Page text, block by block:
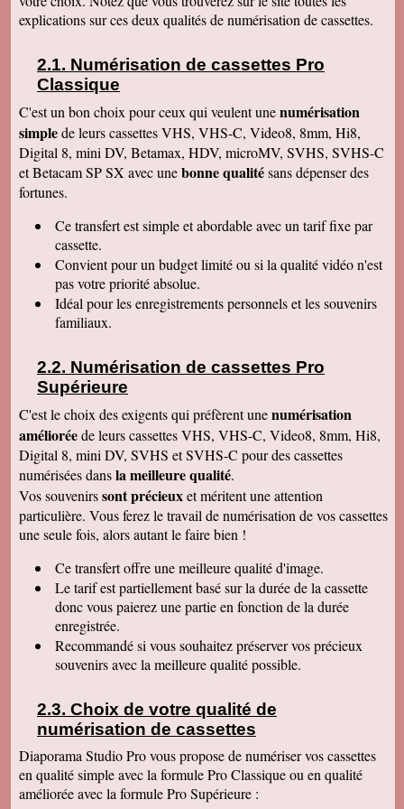
Le service aux clients est un art Mme Masse
est une artiste qui aime son métier et se soucie
Denise J
Merci pour votre très agréable numérisation sur
facilement. J'ai déménagé en Résidence
autonomie et trouvé quelqu'un pour la lancer sur
l'écran. Mais c'était simple et évident, avec un
peu de courage et de réflexion j'y serai
parvenue. Tout fonctionne, facile d'accès.
Merci. Je garde vos coordonnées. Bien
Bernard G
Pour votre livre d'or : J'ai oublié ou plutôt remis
à plus tard ce que je devais vous écrire après
avoir reçu le disque dur. Pardonnez ma
négligence. Je tiens à vous redire toute ma
satisfaction, pour le travail accompli, mais aussi
vous remercier pour la qualité de votre relation
avec vos clients, ce qui constitue au final une
pour votre entreprise. Bien cordialement
Claudine T
de déballer et de picorer d'une cassette à l'autre.
Merci pour le travail. Nos souvenirs sont sauvés
: une grande joie pour mes enfants et mes
petits enfants. Je vous recommanderais dans
mon entourage pour votre sérieux. Merci
encore.
Aurélie V
Bonjour Sandrine !! J'ai mis du temps pour vous
écrire un commentaire très positif car nous
Merveilleux travail !!! Les films sont super !!
Excellente qualité d'images malgré l'âge des K7
:) Vous êtes une personne de confiance et je
suis heureuse de vous avoir confié les vidéos
de ma Maman décédée !! Je vous recommande
vraiment !! Prenez bien soin de vous !! Au
plaisir
Gislaine P
pas que ça rendrait aussi bien du fait que mes
cassettes sont vieilles plus de 30 ans ! Je vais
parler de vous à ma soeur qui a des cassettes a
copier aussi sur des cd. Bonne journée
Félix F.
explications sur ces deux qualités de numérisation de cassettes.
Numérisation de cassettes Pro
Classique
C'est un bon choix pour ceux qui veulent unenumérisation
simplede leurs cassettes VHS, VHS-C, Video8, 8mm, Hi8,
Digital 8, mini DV, Betamax, HDV, microMV, SVHS, SVHS-C
et Betacam SP SX avec unebonne qualitésans dépenser des
fortunes.
Ce transfertest simple et abordable avec un tarif fixe par
cassette.
Convient pour un budget limité ou si la qualité vidéo n'est
pas votre priorité absolue.
Idéal pour les enregistrements personnels et les souvenirs
familiaux.
Numérisation de cassettes Pro
Supérieure
C'est le choix des exigents qui préfèrent unenumérisation
amélioréede leurs cassettes VHS, VHS-C, Video8, 8mm, Hi8,
Digital 8, mini DV, SVHS et SVHS-C pour des cassettes
numérisées dansla meilleure qualité.
Vos souvenirssont précieuxet méritent une attention
particulière. Vous ferez le travail de numérisation de vos cassettes
une seule fois, alors autant le faire bien !
Ce transfertoffre une meilleure qualité d'image.
Le tarif est partiellement basé sur la durée de la cassette
donc vous paierez une partie en fonction de la durée
enregistrée.
Recommandé si vous souhaitez préserver vos précieux
souvenirs avec la meilleure qualité possible.
Choix de votre qualité de
numérisation de cassettes
Diaporama Studio Pro vous propose de numériser vos cassettes
en qualité simple avec la formule Pro Classique ou en qualité
améliorée avec la formule Pro Supérieure :